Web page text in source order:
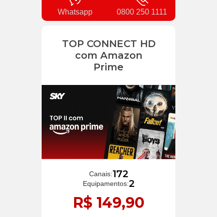
Whatsapp 0800 250 1111
TOP CONNECT HD
com Amazon
Prime
Canais:172
Equipamentos:2
R$ 149,90